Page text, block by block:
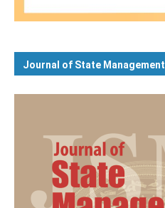
Journal of State Management